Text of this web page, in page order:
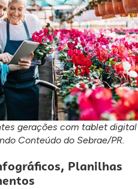
gerações com tablet digital
Conteúdo do Sebrae/PR.
Planilhas